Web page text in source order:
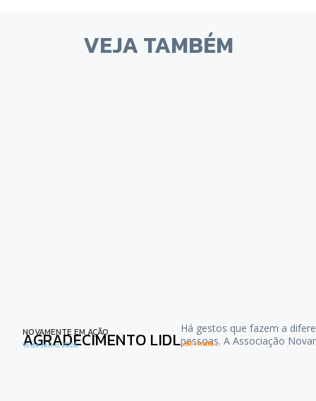
VEJA TAMBÉM
NOVAMENTE EM AÇÃO
AGRADECIMENTO LIDL
15 de Julho, 2026
Há gestos que fazem a
pessoas. A Associação
Ler mais...